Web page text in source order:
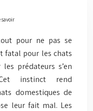
savoir
pour ne pas se
fatal pour les chats
prédateurs s’en
instinct rend
domestiques de
leur fait mal. Les